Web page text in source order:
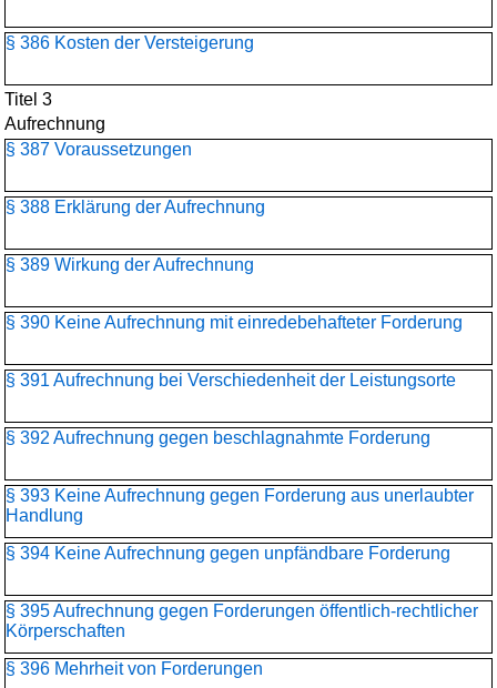
§ 386 Kosten der Versteigerung
Titel 3
Aufrechnung
§ 387 Voraussetzungen
§ 388 Erklärung der Aufrechnung
§ 389 Wirkung der Aufrechnung
§ 390 Keine Aufrechnung mit einredebehafteter Forderung
§ 391 Aufrechnung bei Verschiedenheit der Leistungsorte
§ 392 Aufrechnung gegen beschlagnahmte Forderung
§ 393 Keine Aufrechnung gegen Forderung aus unerlaubter
Handlung
§ 394 Keine Aufrechnung gegen unpfändbare Forderung
§ 395 Aufrechnung gegen Forderungen öffentlich-rechtlicher
Körperschaften
§ 396 Mehrheit von Forderungen